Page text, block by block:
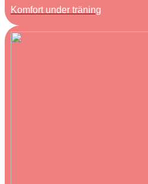
Komfort under träning